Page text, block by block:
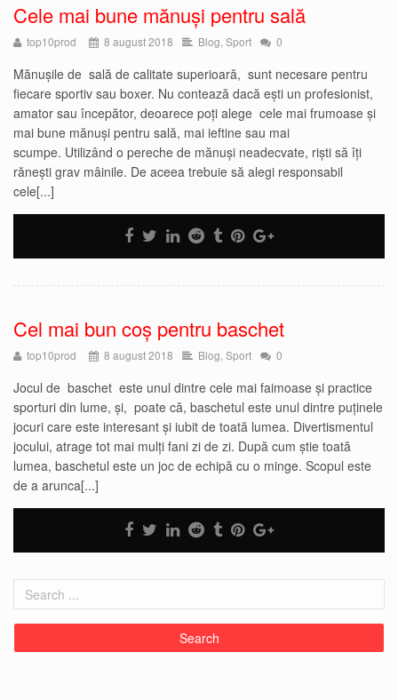
Cele mai bune mănuși pentru sală
top10prod 8 august 2018 Blog, Sport 0
Mănușile de sală de calitate superioară, sunt necesare pentru
fiecare sportiv sau boxer. Nu contează dacă ești un profesionist,
amator sau începător, deoarece poți alege cele mai frumoase și
mai bune mănuși pentru sală, mai ieftine sau mai
scumpe. Utilizând o pereche de mănuși neadecvate, riști să îți
rănești grav mâinile. De aceea trebuie să alegi responsabil
cele[...]
Cel mai bun coș pentru baschet
top10prod 8 august 2018 Blog, Sport 0
Jocul de baschet este unul dintre cele mai faimoase și practice
sporturi din lume, și, poate că, baschetul este unul dintre puținele
jocuri care este interesant și iubit de toată lumea. Divertismentul
jocului, atrage tot mai mulți fani zi de zi. După cum știe toată
lumea, baschetul este un joc de echipă cu o minge. Scopul este
de a arunca[...]